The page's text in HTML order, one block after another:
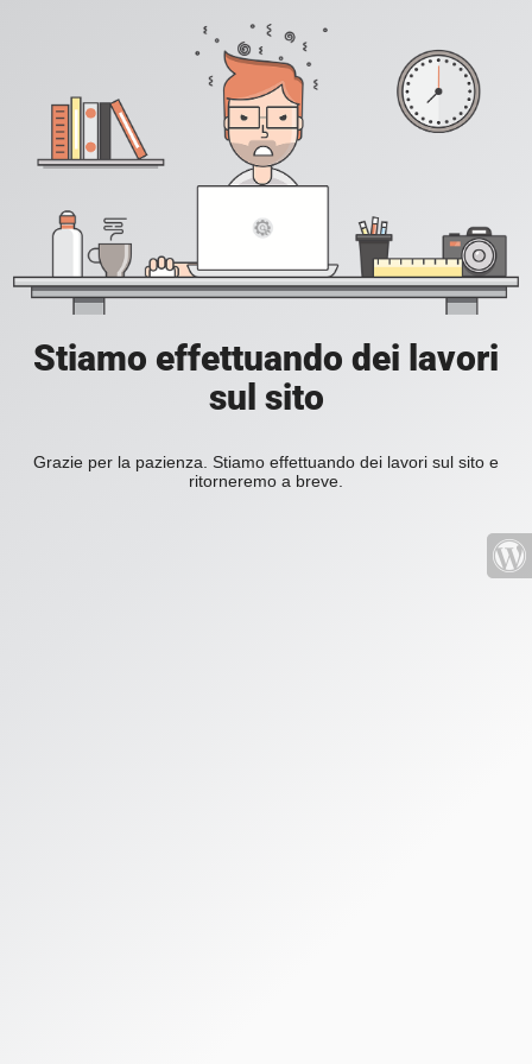
Stiamo effettuando dei lavori
sul sito
Grazie per la pazienza. Stiamo effettuando dei lavori sul sito e
ritorneremo a breve.